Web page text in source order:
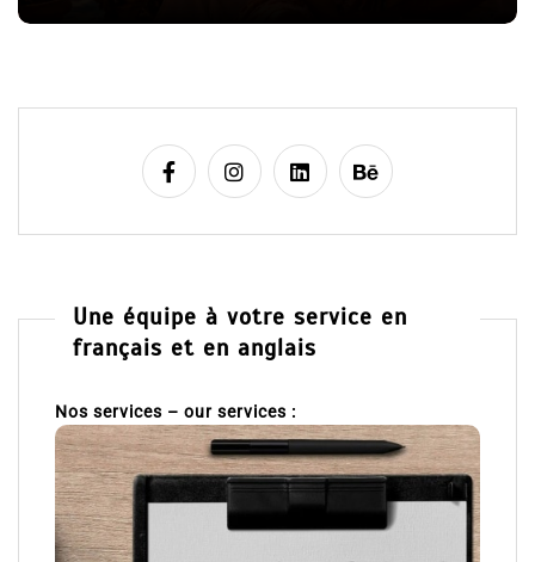
e
Une équipe à votre service en
français et en anglais
Nos services – our services :